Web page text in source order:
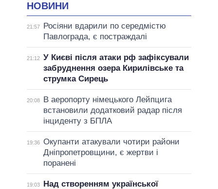
НОВИНИ
21:57
Росіяни вдарили по середмістю
Павлограда, є постраждалі
21:12 У Києві після атаки рф зафіксували
забруднення озера Кирилівське та
струмка Сирець
20:08
В аеропорту німецького Лейпцига
встановили додатковий радар після
інциденту з БПЛА
19:36 Окупанти атакували чотири райони
Дніпропетровщини, є жертви і
поранені
19:03
Над створенням української